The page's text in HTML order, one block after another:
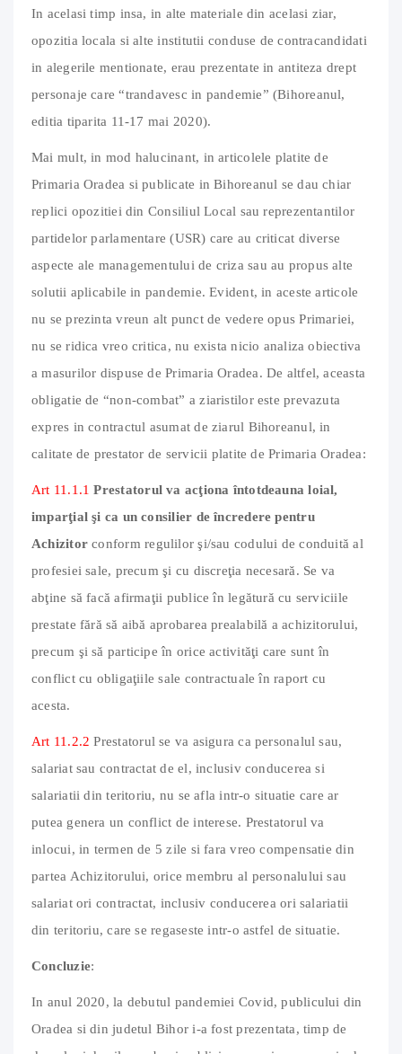
In acelasi timp insa, in alte materiale din acelasi ziar,
opozitia locala si alte institutii conduse de contracandidati
in alegerile mentionate, erau prezentate in antiteza drept
personaje care “trandavesc in pandemie” (Bihoreanul,
editia tiparita 11-17 mai 2020).
Mai mult, in mod halucinant, in articolele platite de
Primaria Oradea si publicate in Bihoreanul se dau chiar
replici opozitiei din Consiliul Local sau reprezentantilor
partidelor parlamentare (USR) care au criticat diverse
aspecte ale managementului de criza sau au propus alte
solutii aplicabile in pandemie. Evident, in aceste articole
nu se prezinta vreun alt punct de vedere opus Primariei,
nu se ridica vreo critica, nu exista nicio analiza obiectiva
a masurilor dispuse de Primaria Oradea. De altfel, aceasta
obligatie de “non-combat” a ziaristilor este prevazuta
expres in contractul asumat de ziarul Bihoreanul, in
calitate de prestator de servicii platite de Primaria Oradea:
Art 11.1.1 Prestatorul va acţiona întotdeauna loial,
imparţial şi ca un consilier de încredere pentru
Achizitorconform regulilor şi/sau codului de conduită al
profesiei sale, precum şi cu discreţia necesară. Se va
abţine să facă afirmaţii publice în legătură cu serviciile
prestate fără să aibă aprobarea prealabilă a achizitorului,
precum şi să participe în orice activităţi care sunt în
conflict cu obligaţiile sale contractuale în raport cu
acesta.
Art 11.2.2 Prestatorul se va asigura ca personalul sau,
salariat sau contractat de el, inclusiv conducerea si
salariatii din teritoriu, nu se afla intr-o situatie care ar
putea genera un conflict de interese. Prestatorul va
inlocui, in termen de 5 zile si fara vreo compensatie din
partea Achizitorului, orice membru al personalului sau
salariat ori contractat, inclusiv conducerea ori salariatii
din teritoriu, care se regaseste intr-o astfel de situatie.
Concluzie:
In anul 2020, la debutul pandemiei Covid, publicului din
Oradea si din judetul Bihor i-a fost prezentata, timp de